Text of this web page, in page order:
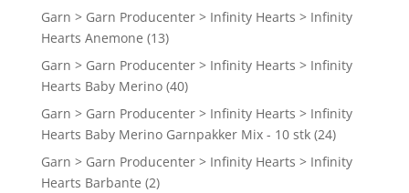
Garn > Garn Producenter > Infinity Hearts > Infinity
Hearts Anemone (13)
Garn > Garn Producenter > Infinity Hearts > Infinity
Hearts Baby Merino (40)
Garn > Garn Producenter > Infinity Hearts > Infinity
Hearts Baby Merino Garnpakker Mix - 10 stk (24)
Garn > Garn Producenter > Infinity Hearts > Infinity
Hearts Barbante (2)